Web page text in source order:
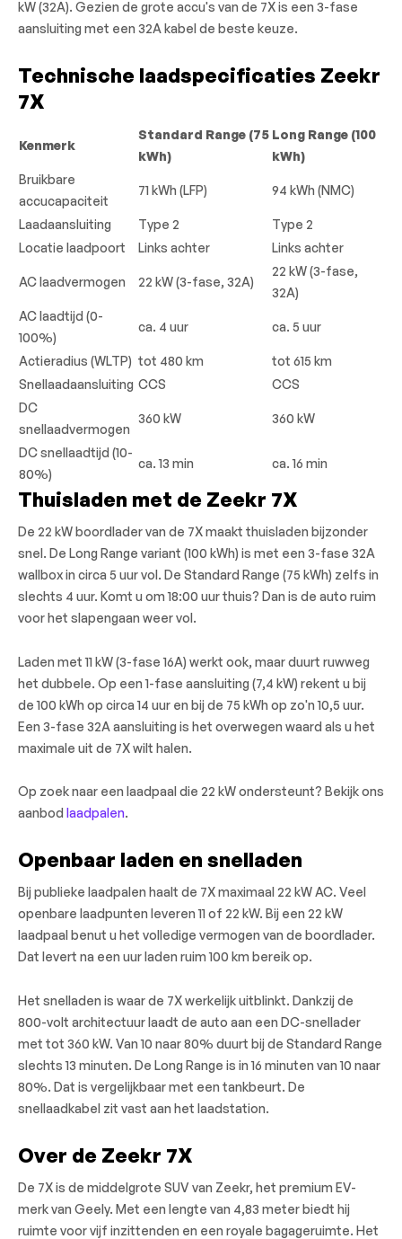
kW (32A). Gezien de grote accu's van de 7X is een 3-fase
aansluiting met een 32A kabel de beste keuze.
Technische laadspecificaties Zeekr
7X
Kenmerk
Standard Range (75
kWh)
Long Range (100
kWh)
Bruikbare
accucapaciteit
71 kWh (LFP) 94 kWh (NMC)
Laadaansluiting Type 2
Type 2
Locatie laadpoort
Links achter Links achter
AC laadvermogen 22 kW (3-fase, 32A)
22 kW (3-fase,
32A)
AC laadtijd (0-
100%)
ca. 4 uur ca. 5 uur
Actieradius (WLTP) tot 480 km
tot 615 km
Snellaadaansluiting CCS
CCS
DC
snellaadvermogen
360 kW 360 kW
DC snellaadtijd (10-
80%)
ca. 13 min ca. 16 min
Thuisladen met de Zeekr 7X
De 22 kW boordlader van de 7X maakt thuisladen bijzonder
snel. De Long Range variant (100 kWh) is met een 3-fase 32A
wallbox in circa 5 uur vol. De Standard Range (75 kWh) zelfs in
slechts 4 uur. Komt u om 18:00 uur thuis? Dan is de auto ruim
voor het slapengaan weer vol.
Laden met 11 kW (3-fase 16A) werkt ook, maar duurt ruwweg
het dubbele. Op een 1-fase aansluiting (7,4 kW) rekent u bij
de 100 kWh op circa 14 uur en bij de 75 kWh op zo'n 10,5 uur.
Een 3-fase 32A aansluiting is het overwegen waard als u het
maximale uit de 7X wilt halen.
Op zoek naar een laadpaal die 22 kW ondersteunt? Bekijk ons
aanbod laadpalen.
Openbaar laden en snelladen
Bij publieke laadpalen haalt de 7X maximaal 22 kW AC. Veel
openbare laadpunten leveren 11 of 22 kW. Bij een 22 kW
laadpaal benut u het volledige vermogen van de boordlader.
Dat levert na een uur laden ruim 100 km bereik op.
Het snelladen is waar de 7X werkelijk uitblinkt. Dankzij de
800-volt architectuur laadt de auto aan een DC-snellader
met tot 360 kW. Van 10 naar 80% duurt bij de Standard Range
slechts 13 minuten. De Long Range is in 16 minuten van 10 naar
80%. Dat is vergelijkbaar met een tankbeurt. De
snellaadkabel zit vast aan het laadstation.
Over de Zeekr 7X
De 7X is de middelgrote SUV van Zeekr, het premium EV-
merk van Geely. Met een lengte van 4,83 meter biedt hij
ruimte voor vijf inzittenden en een royale bagageruimte. Het